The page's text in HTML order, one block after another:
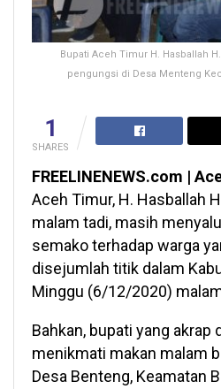
Bupati Aceh Timur H. Hasballah
pengungsi di Desa Menteng
1
SHARES
FREELINENEWS.com |
Aceh Timur, H. Hasballah
malam tadi, masih
semako terhadap warga
disejumlah titik dalam
Minggu (6/12/2020)
Bahkan, bupati yang akrap
menikmati makan malam
Desa Benteng, Keamatan